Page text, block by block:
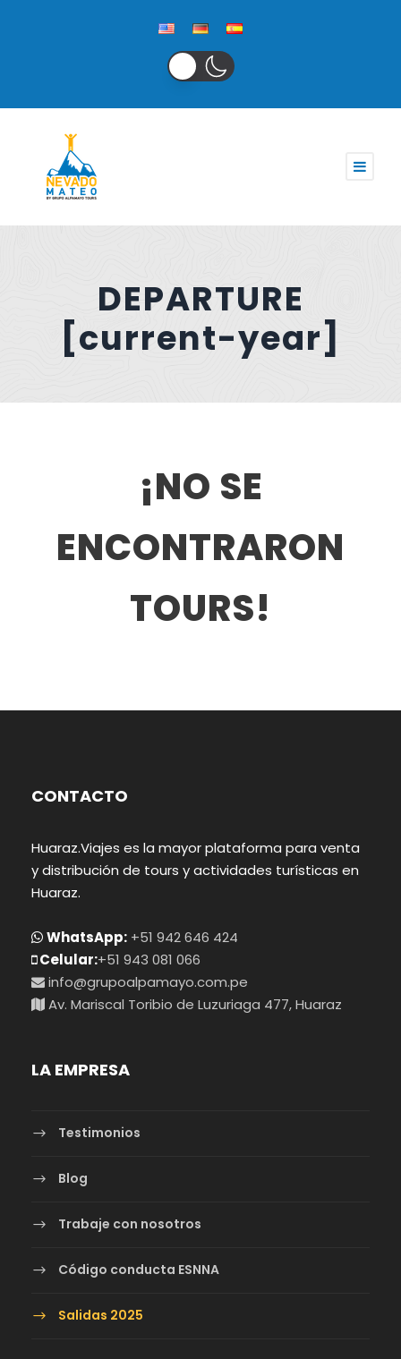
DEPARTURE
[current-year]
¡NO SE
ENCONTRARON
TOURS!
CONTACTO
Huaraz.Viajes es la mayor plataforma para venta
y distribución de tours y actividades turísticas en
Huaraz.
WhatsApp: +51 942 646 424
Celular:+51 943 081 066
info@grupoalpamayo.com.pe
Av. Mariscal Toribio de Luzuriaga 477, Huaraz
LA EMPRESA
Testimonios
Blog
Trabaje con nosotros
Código conducta ESNNA
Salidas 2025